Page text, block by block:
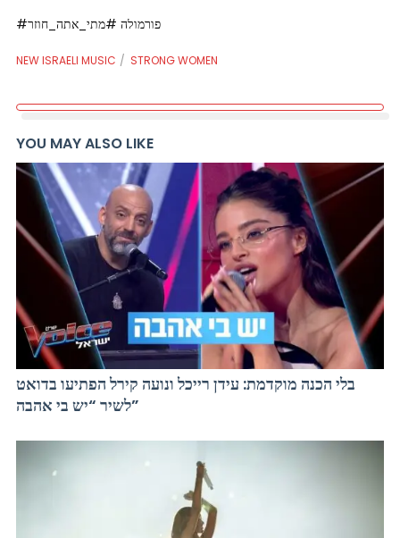
#פורמולה #מתי_אתה_חוזר
NEW ISRAELI MUSIC STRONG WOMEN
YOU MAY ALSO LIKE
בלי הכנה מוקדמת: עידן רייכל ונועה קירל הפתיעו בדואט
לשיר “יש בי אהבה”